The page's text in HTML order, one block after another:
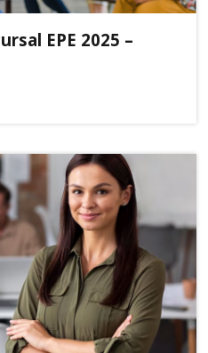
EPE 2025 –